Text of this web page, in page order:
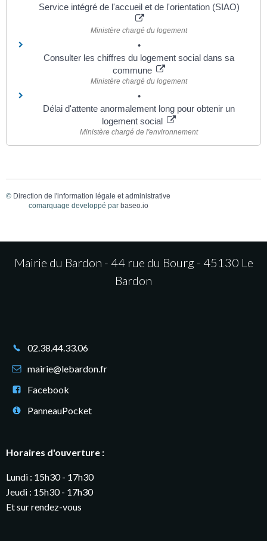
Service intégré de l'accueil et de l'orientation (SIAO)
Ministère chargé du logement
Consulter les chiffres du logement social dans sa
commune
Ministère chargé du logement
Délai d'attente anormalement long pour obtenir un
logement social
Ministère chargé de l'environnement
© Direction de l'information légale et administrative
comarquage developpé par baseo.io
Mairie du Bardon - 44 rue du Bourg - 45130 Le
Bardon
02.38.44.33.06
mairie@lebardon.fr
Facebook
PanneauPocket
Horaires d'ouverture :
Lundi : 15h30 - 17h30
Jeudi : 15h30 - 17h30
Et sur rendez-vous